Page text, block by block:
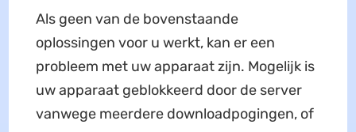
Als geen van de bovenstaande
oplossingen voor u werkt, kan er een
probleem met uw apparaat zijn. Mogelijk is
uw apparaat geblokkeerd door de server
vanwege meerdere downloadpogingen, of